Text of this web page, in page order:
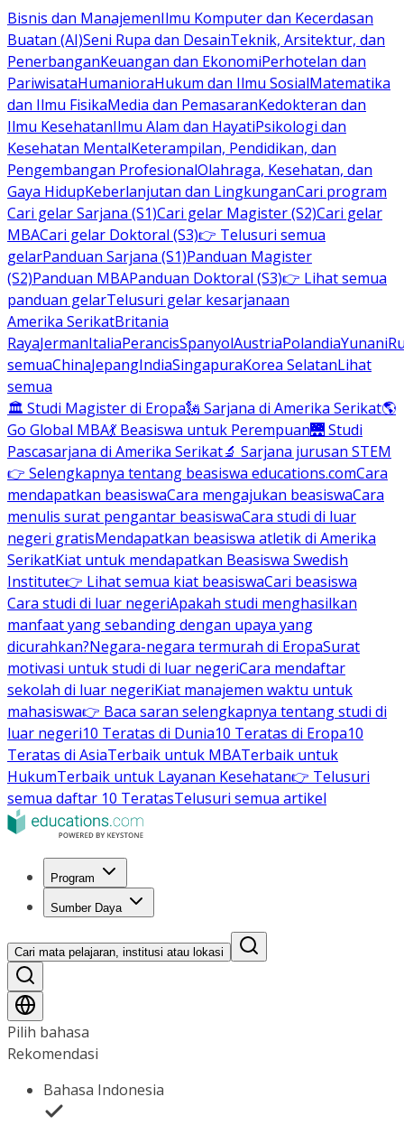
Bisnis dan ManajemenIlmu Komputer dan Kecerdasan
Buatan (AI)Seni Rupa dan DesainTeknik, Arsitektur, dan
PenerbanganKeuangan dan EkonomiPerhotelan dan
PariwisataHumanioraHukum dan Ilmu SosialMatematika
dan Ilmu FisikaMedia dan PemasaranKedokteran dan
Ilmu KesehatanIlmu Alam dan HayatiPsikologi dan
Kesehatan MentalKeterampilan, Pendidikan, dan
Pengembangan ProfesionalOlahraga, Kesehatan, dan
Gaya HidupKeberlanjutan dan LingkunganCari program
Cari gelar Sarjana (S1)Cari gelar Magister (S2)Cari gelar
MBACari gelar Doktoral (S3)👉 Telusuri semua
gelarPanduan Sarjana (S1)Panduan Magister
(S2)Panduan MBAPanduan Doktoral (S3)👉 Lihat semua
panduan gelarTelusuri gelar kesarjanaan
Amerika SerikatBritania
RayaJermanItaliaPerancisSpanyolAustriaPolandiaYunani
semuaChinaJepangIndiaSingapuraKorea SelatanLihat
semua
🏛 Studi Magister di Eropa🗽 Sarjana di Amerika Serikat🌎
Go Global MBA💃 Beasiswa untuk Perempuan🌉 Studi
Pascasarjana di Amerika Serikat🔬 Sarjana jurusan STEM
👉 Selengkapnya tentang beasiswa educations.comCara
mendapatkan beasiswaCara mengajukan beasiswaCara
menulis surat pengantar beasiswaCara studi di luar
negeri gratisMendapatkan beasiswa atletik di Amerika
SerikatKiat untuk mendapatkan Beasiswa Swedish
Institute👉 Lihat semua kiat beasiswaCari beasiswa
Cara studi di luar negeriApakah studi menghasilkan
manfaat yang sebanding dengan upaya yang
dicurahkan?Negara-negara termurah di EropaSurat
motivasi untuk studi di luar negeriCara mendaftar
sekolah di luar negeriKiat manajemen waktu untuk
mahasiswa👉 Baca saran selengkapnya tentang studi di
luar negeri10 Teratas di Dunia10 Teratas di Eropa10
Teratas di AsiaTerbaik untuk MBATerbaik untuk
HukumTerbaik untuk Layanan Kesehatan👉 Telusuri
semua daftar 10 TeratasTelusuri semua artikel
Program
Sumber Daya
Cari mata pelajaran, institusi atau lokasi
Pilih bahasa
Rekomendasi
Bahasa Indonesia